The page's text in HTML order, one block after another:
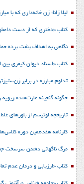
لیلا زانا؛ زن خانه‌داری که با
کتاب «دختری که از دست داعش
نگاهی به اهداف پشت پرده
کتاب «اسناد دیوان کیفری بین
تداوم مبارزه در برابر
چگونه گنجینه غارت‌شده زیویه
تاریخچه اوتیسم از باورهای
کارنامه هفدهمین دوره
مرگ ناگهانی دشمن سرسخت
کتاب «ارزیابی و درمان عدم